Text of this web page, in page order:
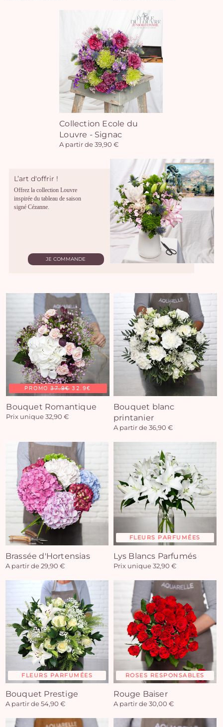
Collection Ecole du
Louvre - Signac
A partir de 39,90 €
L’art d'offrir !
Offrez la collection Louvre
inspirée du tableau de saison
signé Cézanne.
JE COMMANDE
PROMO37.9€32.9€
Bouquet Romantique
Prix unique 32,90 €
Bouquet blanc
printanier
A partir de 36,90 €
Brassée d'Hortensias
A partir de 29,90 €
FLEURS PARFUMÉES
Lys Blancs Parfumés
Prix unique 32,90 €
FLEURS PARFUMÉES
Bouquet Prestige
A partir de 54,90 €
ROSES RESPONSABLES
Rouge Baiser
A partir de 30,00 €